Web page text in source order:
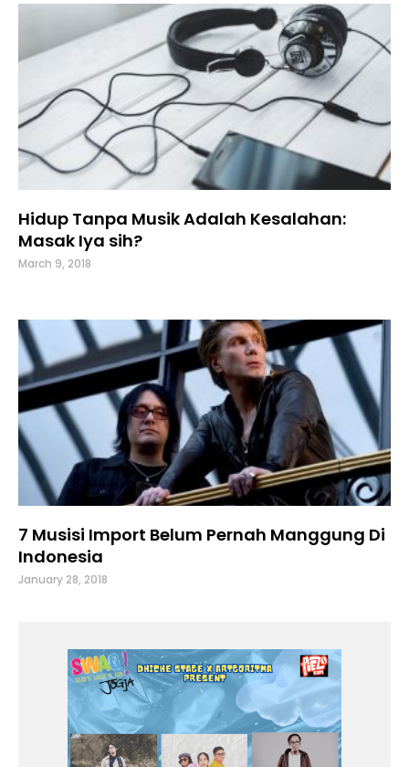
Hidup Tanpa Musik Adalah Kesalahan:
Masak Iya sih?
March 9, 2018
7 Musisi Import Belum Pernah Manggung Di
Indonesia
January 28, 2018